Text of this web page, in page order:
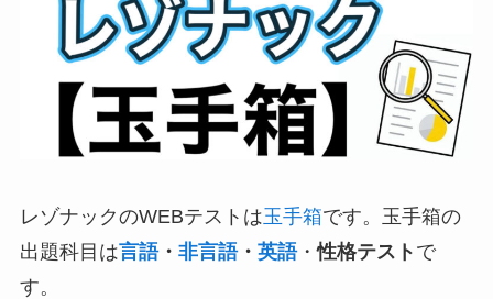
レゾナックのWEBテストは玉手箱です。玉手箱の
出題科目は言語・ 非言語・ 英語・性格テスト で
す。